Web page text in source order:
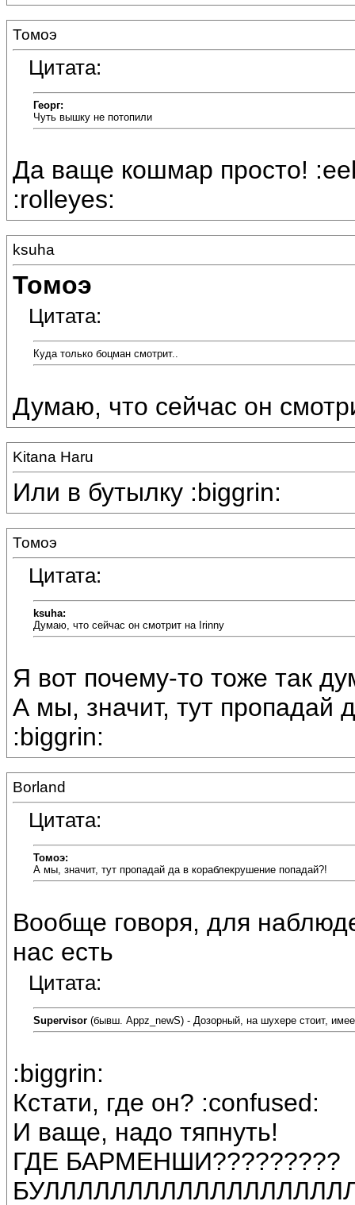
Томоэ
Цитата:
Георг:
Чуть вышку не потопили
Да ваще кошмар просто!
:rolleyes:
ksuha
Томоэ
Цитата:
Куда только боцман смотрит..
Думаю, что сейчас он
Kitana Haru
Или в бутылку :biggrin:
Томоэ
Цитата:
ksuha:
Думаю, что сейчас он смотрит на Irinny
Я вот почему-то тоже так
А мы, значит, тут пропадай
:biggrin:
Borland
Цитата:
Томоэ:
А мы, значит, тут пропадай да в кораблекрушение попадай?!
Вообще говоря, для
нас есть
Цитата:
Supervisor (бывш. Appz_newS) - Дозорный, на шухере стоит,
:biggrin:
Кстати, где он? :confused:
И ваще, надо тяпнуть!
ГДЕ БАРМЕНШИ?????????